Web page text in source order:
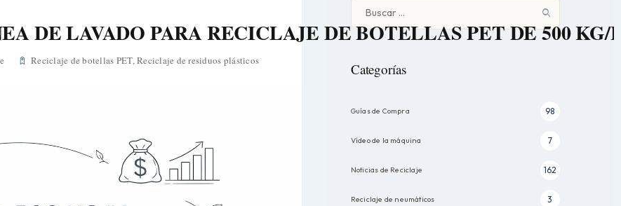
DE LAVADO PARA RECICLAJE DE BOTELLAS PET DE 500 KG/
Reciclaje de botellas PET,Reciclaje de residuos plásticos Categorías
Guías de Compra 98
Vídeo de la máquina 7
Noticias de Reciclaje 162
Reciclaje de neumáticos 3